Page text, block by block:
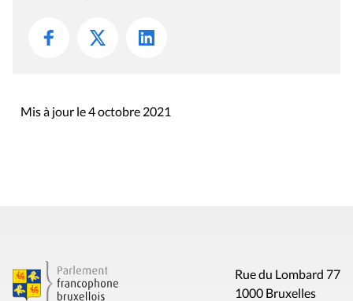
Mis à jour le 4 octobre 2021
Rue du Lombard 77
1000 Bruxelles